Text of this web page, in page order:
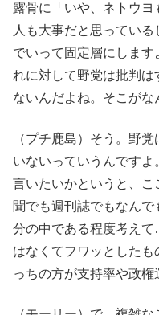
露骨に「いや、ネトウ
人も大事だと思ってい
でいって固定層にしま
れに対して野党は批判は
ないんだよね。そこがな
（プチ鹿島）そう。野
いないっていうんです
言いたいかというと、
聞でも週刊誌でもなん
分の中である程度考え
はなくてフワッとした
っちの方が支持率や政